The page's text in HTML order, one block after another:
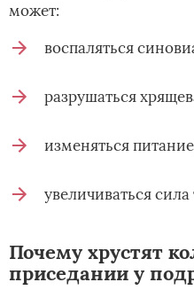
может:
воспаляться
разрушаться
изменяться
увеличиваться
Почему хрустят
приседании у